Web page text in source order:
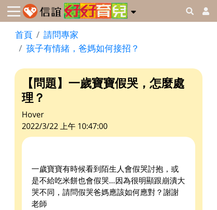
首頁
請問專家
孩子有情緒，爸媽如何接招？
【問題】一歲寶寶假哭，怎麼處
理？
Hover
2022/3/22 上午 10:47:00
一歲寶寶有時候看到陌生人會假哭討抱，或
是不給吃米餅也會假哭…因為很明顯跟崩潰大
哭不同，請問假哭爸媽應該如何應對？謝謝
老師